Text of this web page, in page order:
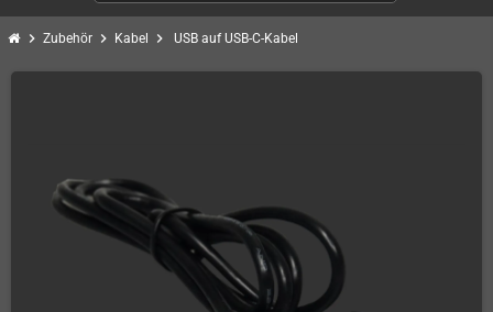
chevron_right Zubehör chevron_right Kabel chevron_right USB auf USB-C-Kabel